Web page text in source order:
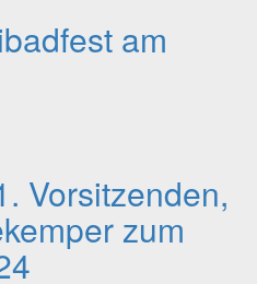
am
Vorsitzenden,
zum